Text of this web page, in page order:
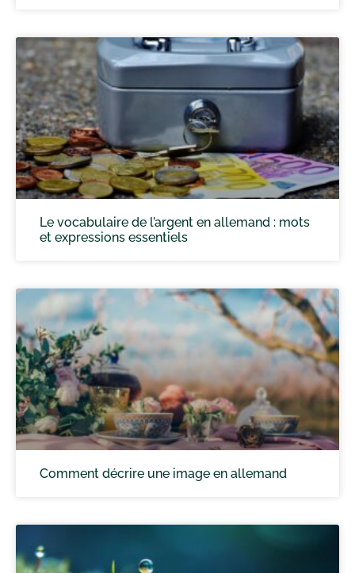
Le vocabulaire de l’argent en allemand : mots
et expressions essentiels
Comment décrire une image en allemand